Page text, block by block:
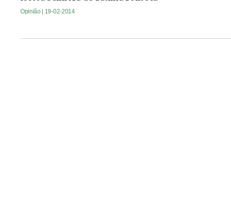
Opinião | 19-02-2014